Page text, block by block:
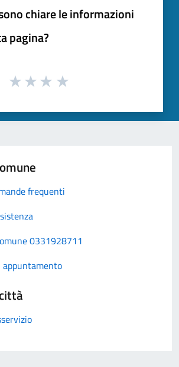
chiare le informazioni
pagina?
frequenti
0331928711
appuntamento